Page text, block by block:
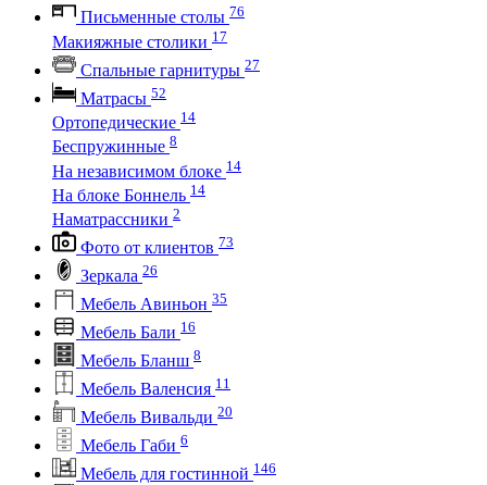
Письменные столы 76
Макияжные столики 17
Спальные гарнитуры 27
Матрасы 52
Ортопедические 14
Беспружинные 8
На независимом блоке 14
На блоке Боннель 14
Наматрассники 2
Фото от клиентов 73
Зеркала 26
Мебель Авиньон 35
Мебель Бали 16
Мебель Бланш 8
Мебель Валенсия 11
Мебель Вивальди 20
Мебель Габи 6
Мебель для гостинной 146